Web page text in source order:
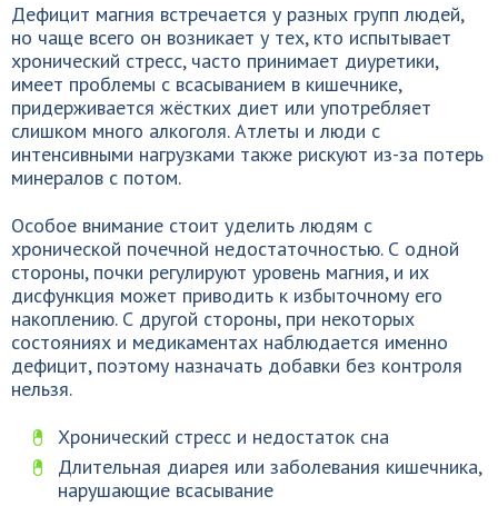
Дефицит магния встречается у разных групп людей,
но чаще всего он возникает у тех, кто испытывает
хронический стресс, часто принимает диуретики,
имеет проблемы с всасыванием в кишечнике,
придерживается жёстких диет или употребляет
слишком много алкоголя. Атлеты и люди с
интенсивными нагрузками также рискуют из-за потерь
минералов с потом.
Особое внимание стоит уделить людям с
хронической почечной недостаточностью. С одной
стороны, почки регулируют уровень магния, и их
дисфункция может приводить к избыточному его
накоплению. С другой стороны, при некоторых
состояниях и медикаментах наблюдается именно
дефицит, поэтому назначать добавки без контроля
нельзя.
Хронический стресс и недостаток сна
Длительная диарея или заболевания кишечника,
нарушающие всасывание